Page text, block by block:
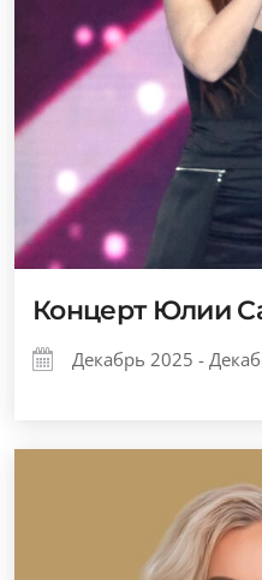
Концерт Юлии
Декабрь 2025 -